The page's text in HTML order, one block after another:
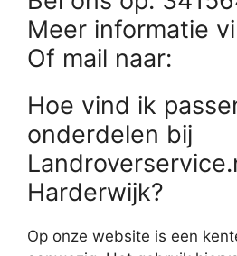
Meer informatie
Of mail naar:
Hoe vind ik
onderdelen bij
Harderwijk?
Op onze website is een